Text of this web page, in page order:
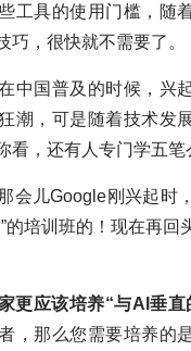
工具的使用门槛，随
巧，很快就不需要了。
中国普及的时候，兴
潮，可是随着技术发
看，还有人专门学五笔
会儿Google刚兴起时
的培训班的！现在再回
更应该培养“与AI垂直
，那么您需要培养的